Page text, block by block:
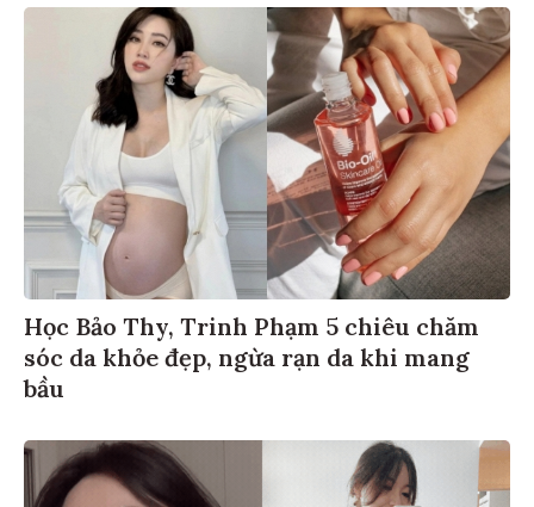
Học Bảo Thy, Trinh Phạm 5 chiêu chăm
sóc da khỏe đẹp, ngừa rạn da khi mang
bầu